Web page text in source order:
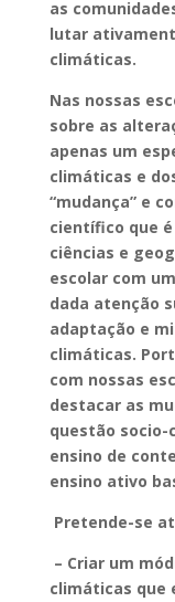
as
lutar
climáticas.
Nas nossas
sobre as
apenas um
climáticas e
“mudança” e
científico que
ciências e
escolar com
dada atenção
adaptação e
climáticas.
com nossas
destacar as
questão socio-
ensino de
ensino ativo
Pretende-se
– Criar um
climáticas que